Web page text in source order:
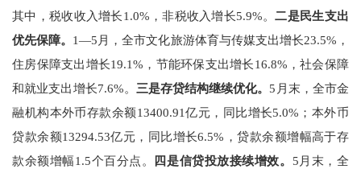
其中，税收收入增长1.0% ，非税收入增长5.9%。二是民生支出
优先保障。 1—5 月，全市文化旅游体育与传媒支出增长23.5% ，
住房保障支出增长19.1% ，节能环保支出增长16.8% ，社会保障
和就业支出增长7.6%。 三是存贷结构继续优化。 5 月末，全市金
融机构本外币存款余额13400.91亿元，同比增长5.0% ；本外币
贷款余额13294.53亿元，同比增长6.5% ，贷款余额增幅高于存
款余额增幅1.5个百分点。 四是信贷投放接续增效。 5 月末，全